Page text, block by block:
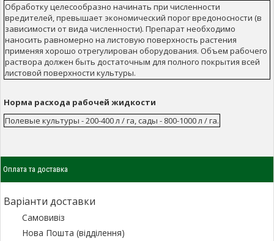
Обработку целесообразно начинать при численности
вредителей, превышает экономический порог вредоносности (в
зависимости от вида численности). Препарат необходимо
наносить равномерно на листовую поверхность растения
применяя хорошо отрегулирован оборудования. Объем рабочего
раствора должен быть достаточным для полного покрытия всей
листовой поверхности культуры.
Норма расхода рабочей жидкости
Полевые культуры - 200-400 л / га, сады - 800-1000 л / га.
Оплата та доставка
Варіанти доставки
Самовивіз
Нова Пошта (відділення)